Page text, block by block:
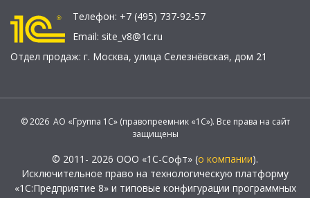
Телефон: +7 (495) 737-92-57
Email: site_v8@1c.ru
Отдел продаж: г. Москва, улица Селезнёвская, дом 21
© 2026 АО «Группа 1С» (правопреемник «1С»). Все права на сайт
защищены
© 2011- 2026 ООО «1С-Софт» (о компании).
Исключительное право на технологическую платформу
«1С:Предприятие 8» и типовые конфигурации программных